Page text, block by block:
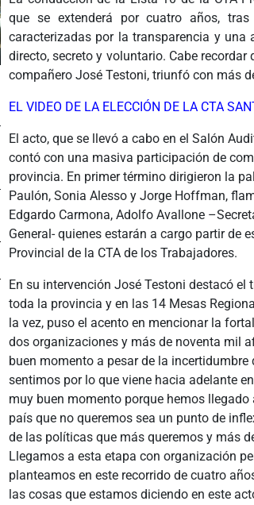
que se extenderá por cuatro años,
caracterizadas por la transparencia y
directo, secreto y voluntario. Cabe
compañero José Testoni, triunfó con más
EL VIDEO DE LA ELECCIÓN DE LA CTA
El acto, que se llevó a cabo en el Salón
contó con una masiva participación de
provincia. En primer término dirigieron la
Paulón, Sonia Alesso y Jorge Hoffman,
Edgardo Carmona, Adolfo Avallone
General- quienes estarán a cargo partir de
Provincial de la CTA de los Trabajadores.
En su intervención José Testoni destacó
toda la provincia y en las 14 Mesas
la vez, puso el acento en mencionar la
dos organizaciones y más de noventa mil
buen momento a pesar de la
sentimos por lo que viene hacia adelante
muy buen momento porque hemos
país que no queremos sea un punto de
de las políticas que más queremos y más
Llegamos a esta etapa con organización
planteamos en este recorrido de cuatro
las cosas que estamos diciendo en este